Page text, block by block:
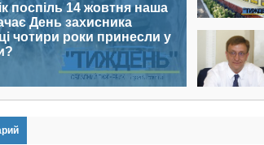
поспіль 14 жовтня наша
День захисника
чотири роки принесли у